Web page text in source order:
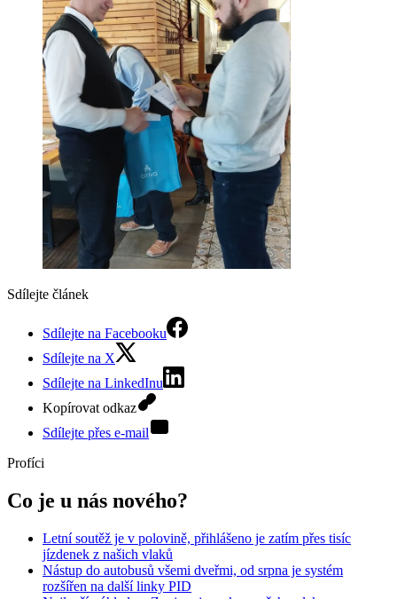
Sdílejte článek
Sdílejte na Facebooku
Sdílejte na X
Sdílejte na LinkedInu
Kopírovat odkaz
Sdílejte přes e-mail
Profíci
Co je u nás nového?
Letní soutěž je v polovině, přihlášeno je zatím přes tisíc
jízdenek z našich vlaků
Nástup do autobusů všemi dveřmi, od srpna je systém
rozšířen na další linky PID